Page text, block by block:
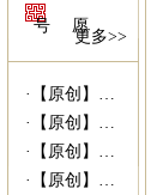
号 愿
更多>>
·
【原创】姥爷病危 灵符救命------易...
·
【原创】没有上过大学的千万富商---|西...
·
【原创】我什么时候结婚---西安算命准|...
·
【原创】未行财运就想发财 30万贷款打水...